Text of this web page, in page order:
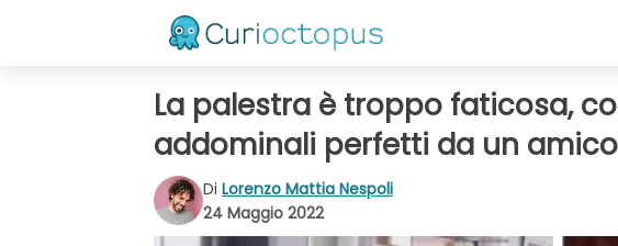
La palestra è troppo faticosa,
addominali perfetti da un amico
Di Lorenzo Mattia Nespoli
24 Maggio 2022